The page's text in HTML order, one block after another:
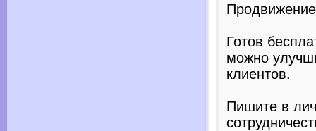
Готов
можно
клиентов.
Пишите в